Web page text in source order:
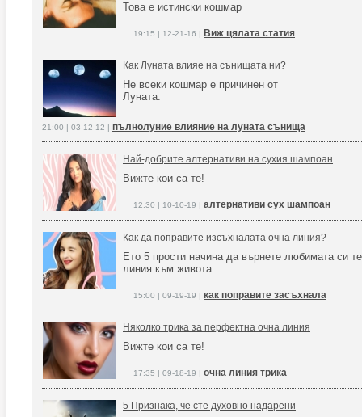
Това е истински кошмар
19:15 | 12-21-16 | Виж цялата статия
Как Луната влияе на сънищата ни?
Не всеки кошмар е причинен от
Луната.
21:00 | 03-12-12 | пълнолуние влияние на луната сънища
Най-добрите алтернативи на сухия шампоан
Вижте кои са те!
12:30 | 10-10-19 | алтернативи сух шампоан
Как да поправите изсъхналата очна линия?
Ето 5 прости начина да върнете любимата си
линия към живота
15:00 | 09-19-19 | как поправите засъхнала
Няколко трика за перфектна очна линия
Вижте кои са те!
17:35 | 09-18-19 | очна линия трика
5 Признака, че сте духовно надарени